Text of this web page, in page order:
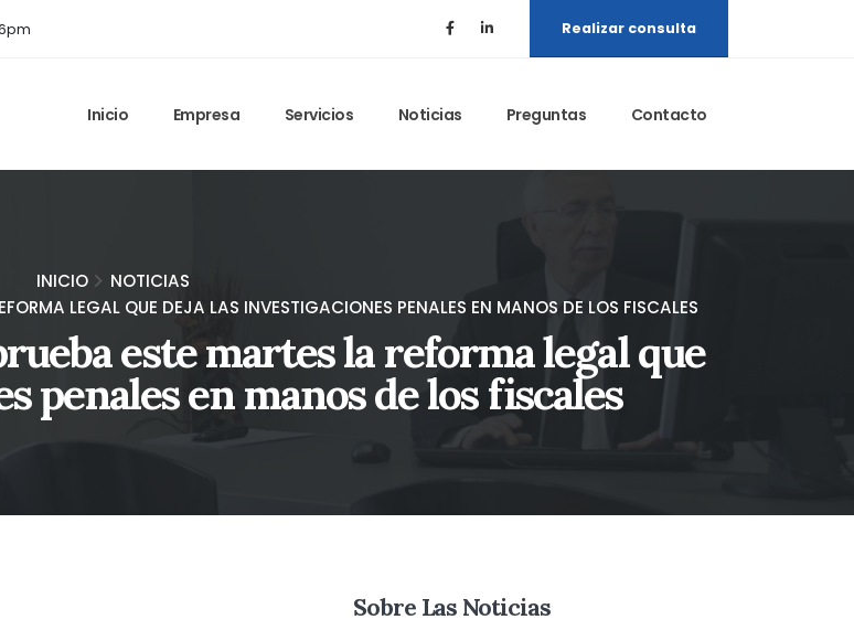
Realizar consulta
Inicio Empresa Servicios Noticias Preguntas Contacto
INICIO
NOTICIAS
LEGAL QUE DEJA LAS INVESTIGACIONES PENALES EN MANOS DE LOS FISCALES
este martes la reforma legal que
penales en manos de los fiscales
Sobre Las Noticias